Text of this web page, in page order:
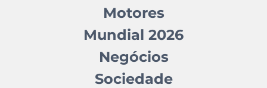
Motores
Mundial 2026
Negócios
Sociedade